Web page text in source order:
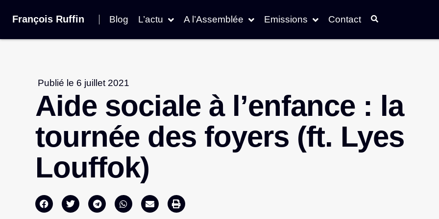
François Ruffin Blog L’actu A l’Assemblée Emissions Contact
Publié le 6 juillet 2021
Aide sociale à l’enfance : la
tournée des foyers (ft. Lyes
Louffok)